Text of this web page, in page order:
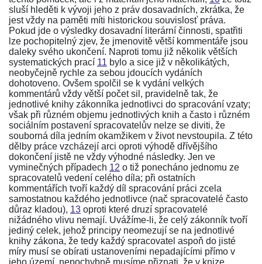
sluší hleděti k vývoji jeho z práv dosavadních, zkrátka, že
jest vždy na paměti míti historickou souvislosť práva.
Pokud jde o výsledky dosavadní literární činnosti, spatřiti
lze pochopitelný zjev, že jmenovitě větší kommentáře jsou
daleky svého ukončení. Naproti tomu již několik větších
systematických prací 11 bylo a sice již v několikátých,
neobyčejně rychle za sebou jdoucích vydáních
dohotoveno. Ovšem spolčil se k vydání velkých
kommentárů vždy větší počet sil, pravidelně tak, že
jednotlivé knihy zákonníka jednotlivci do spracování vzaty;
však při různém objemu jednotlivých knih a často i různém
sociálním postavení spracovatelův nelze se diviti, že
souborná díla jedním okamžikem v život nevstoupila. Z této
dělby práce vzcházejí arci oproti výhodě dřívějšího
dokončení jistě ne vždy výhodné následky. Jen ve
vyminečných případech 12 o tiž ponecháno jednomu ze
spracovatelů vedení celého díla; při ostatních
kommentářích tvoří každý díl spracování práci zcela
samostatnou každého jednotlivce (nač spracovatelé často
důraz kladou), 13 oproti které druzí spracovatelé
nižádného vlivu nemají. Uvážíme-li, že celý zákonník tvoří
jediný celek, jehož principy neomezují se na jednotlivé
knihy zákona, že tedy každý spracovatel aspoň do jisté
míry musí se obírati ustanoveními nepadajícími přímo v
jeho území, nepochybně musíme přiznati, že v knize,